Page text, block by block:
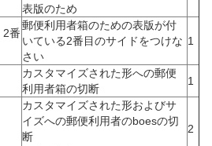
表版のため
2番
郵便利用者箱のための表版が付
いている2番目のサイドをつけな
さい
1
カスタマイズされた形への郵便
利用者箱の切断
1
カスタマイズされた形およびサ
イズへの郵便利用者のboesの切
断
2